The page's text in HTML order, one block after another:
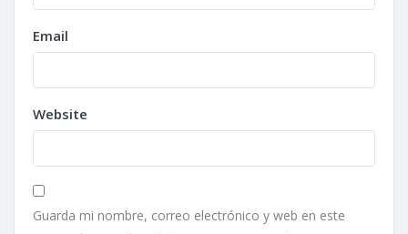
Email
Website
Guarda mi nombre, correo electrónico y web en este